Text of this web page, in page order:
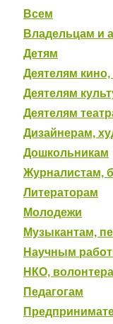
Всем
Владельцам и
Детям
Деятелям
Деятелям
Деятелям
Дизайнерам,
Дошкольникам
Журналистам,
Литераторам
Молодежи
Музыкантам,
Научным
НКО,
Педагогам